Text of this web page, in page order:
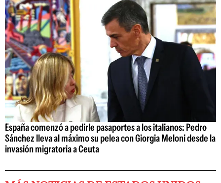
España comenzó a pedirle pasaportes a los italianos: Pedro
Sánchez lleva al máximo su pelea con Giorgia Meloni desde la
invasión migratoria a Ceuta